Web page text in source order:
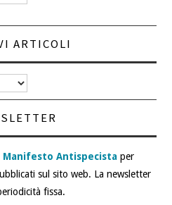
ARTICOLI
Antispecista per
sul sito web. La newsletter
fissa.